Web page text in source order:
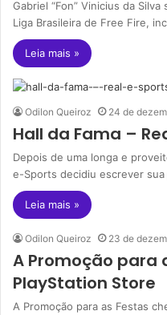
Gabriel “Fon” Vinicius da
Liga Brasileira de Free Fire,
Leia mais »
Odilon Queiroz 24 de
Hall da Fama –
Depois de uma longa e
e-Sports decidiu escrever
Leia mais »
Odilon Queiroz 23 de
A Promoção para
PlayStation Store
A Promoção para as Festas